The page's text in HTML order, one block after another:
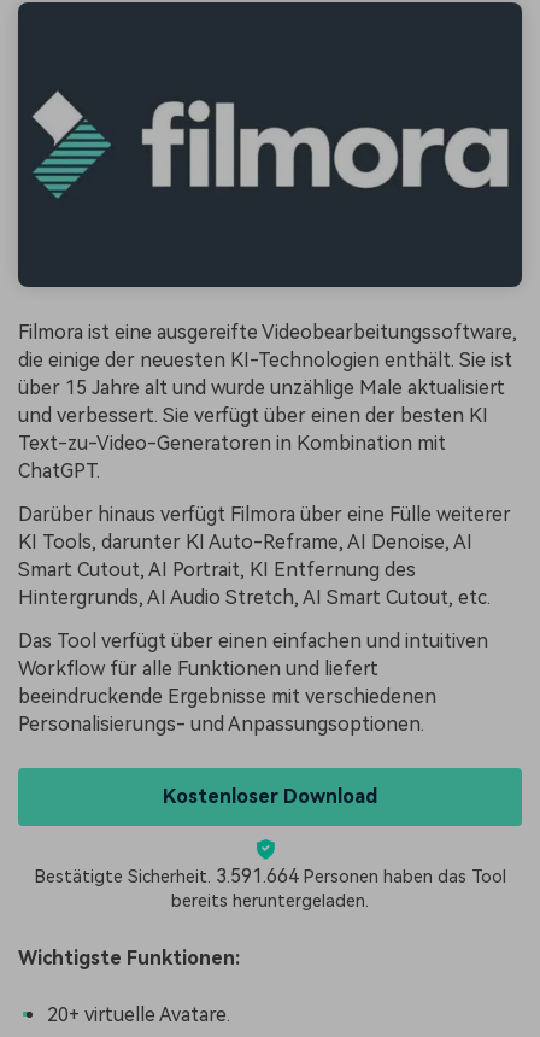
Filmora ist eine ausgereifte Videobearbeitungssoftware,
die einige der neuesten KI-Technologien enthält. Sie ist
über 15 Jahre alt und wurde unzählige Male aktualisiert
und verbessert. Sie verfügt über einen der besten KI
Text-zu-Video-Generatoren in Kombination mit
ChatGPT.
Darüber hinaus verfügt Filmora über eine Fülle weiterer
KI Tools, darunter KI Auto-Reframe, AI Denoise, AI
Smart Cutout, AI Portrait, KI Entfernung des
Hintergrunds, AI Audio Stretch, AI Smart Cutout, etc.
Das Tool verfügt über einen einfachen und intuitiven
Workflow für alle Funktionen und liefert
beeindruckende Ergebnisse mit verschiedenen
Personalisierungs- und Anpassungsoptionen.
Kostenloser Download
Bestätigte Sicherheit. 3.591.664Personen haben das Tool
bereits heruntergeladen.
Wichtigste Funktionen:
20+ virtuelle Avatare.